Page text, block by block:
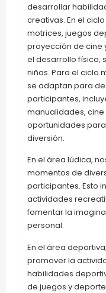
desarrollar
creativas. En el
motrices, juegos
proyección de cine
el desarrollo físico,
niñas. Para el ciclo
se adaptan para
participantes,
manualidades,
oportunidades
diversión.
En el área lúdica,
momentos de
participantes. Esto
actividades
fomentar la
personal.
En el área
promover la
habilidades
de juegos y